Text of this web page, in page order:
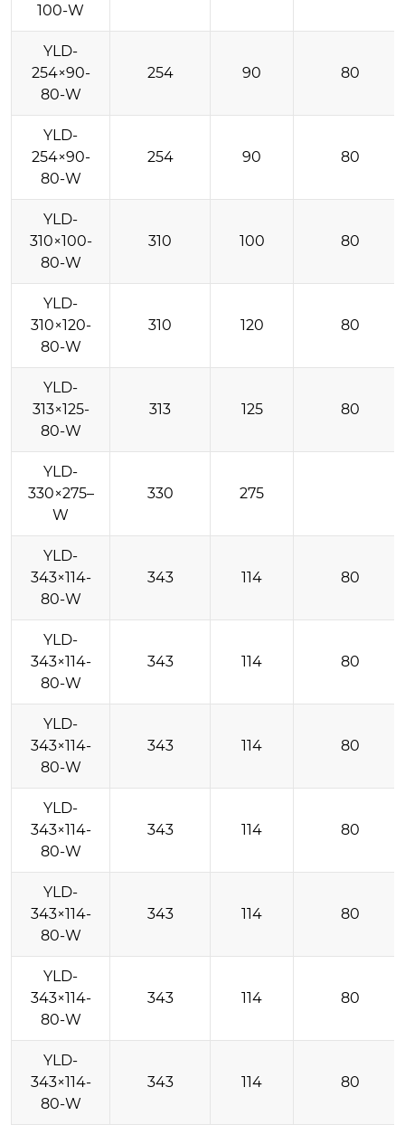
100-W
YLD-
254×90-
80-W
254 90 80
YLD-
254×90-
80-W
254 90 80
YLD-
310×100-
80-W
310 100 80
YLD-
310×120-
80-W
310 120 80
YLD-
313×125-
80-W
313 125 80
YLD-
330×275–
W
330 275
YLD-
343×114-
80-W
343 114 80
YLD-
343×114-
80-W
343 114 80
YLD-
343×114-
80-W
343 114 80
YLD-
343×114-
80-W
343 114 80
YLD-
343×114-
80-W
343 114 80
YLD-
343×114-
80-W
343 114 80
YLD-
343×114-
80-W
343 114 80